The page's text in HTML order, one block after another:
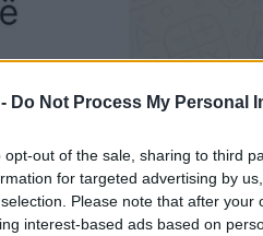
Do Not Process My Personal
opt-out of the sale, sharing to third
for targeted advertising by
Please note that after
interest-based ads based on